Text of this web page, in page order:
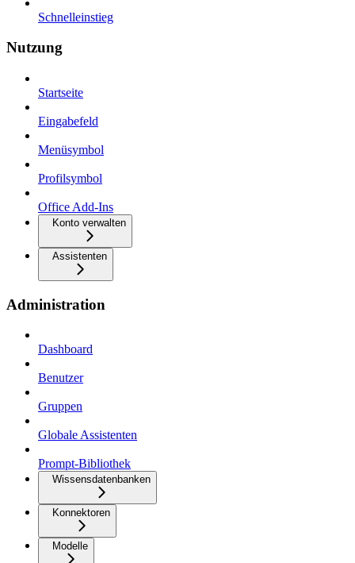
Schnelleinstieg
Nutzung
Startseite
Eingabefeld
Menüsymbol
Profilsymbol
Office Add-Ins
Konto verwalten
Assistenten
Administration
Dashboard
Benutzer
Gruppen
Globale Assistenten
Prompt-Bibliothek
Wissensdatenbanken
Konnektoren
Modelle